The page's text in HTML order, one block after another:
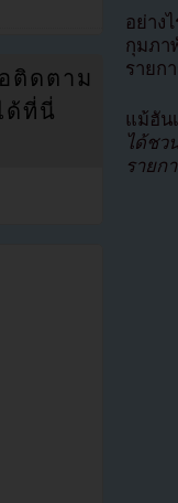
อย่าง
กุมภา
รายก
แม้ฮัน
ได้ชว
รายก
ติดตาม
ด้ที่นี่